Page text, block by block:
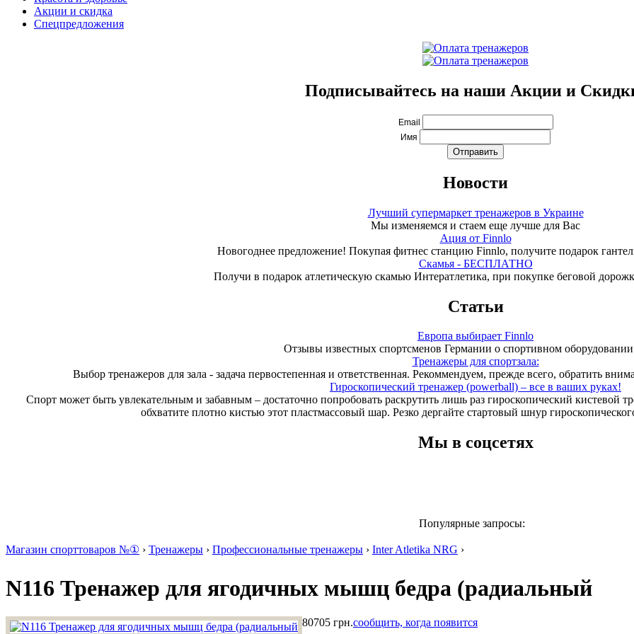
Акции и скидка
Спецпредложения
Подписывайтесь на наши Акции и
Email
Имя
Новости
Лучший супермаркет тренажеров в Украине
Мы изменяемся и стаем еще лучше для Вас
Ация от Finnlo
Новогоднее предложение! Покупая фитнес станцию Finnlo, получите подарок
Скамья - БЕСПЛАТНО
Получи в подарок атлетическую скамью Интератлетика, при покупке беговой
Статьи
Европа выбирает Finnlo
Отзывы известных спортсменов Германии о спортивном
Тренажеры для спортзала:
Выбор тренажеров для зала - задача первостепенная и ответственная. Рекоммендуем, прежде всего, обратить
Гироскопический тренажер (powerball) – все в ваших руках!
Спорт может быть увлекательным и забавным – достаточно попробовать раскрутить лишь раз гироскопический кистевой
обхватите плотно кистью этот пластмассовый шар. Резко дергайте стартовый шнур
Мы в соцсетях
Популярные запросы:
Магазин спорттоваров №① › Тренажеры › Профессиональные тренажеры › Inter Atletika NRG ›
N116 Тренажер для ягодичных мышц бедра (радиальный
80705 грн.сообщить, когда появится